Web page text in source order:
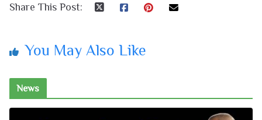
Share This Post:
You May Also Like
News